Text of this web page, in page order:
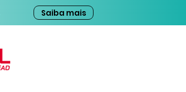
Saiba mais